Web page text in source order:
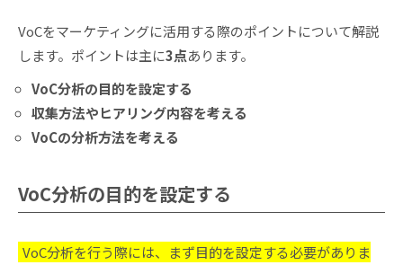
VoCをマーケティングに活用する際のポイントについて解説
します。ポイントは主に3点あります。
VoC分析の目的を設定する
収集方法やヒアリング内容を考える
VoCの分析方法を考える
VoC分析の目的を設定する
VoC分析を行う際には、まず目的を設定する必要がありま